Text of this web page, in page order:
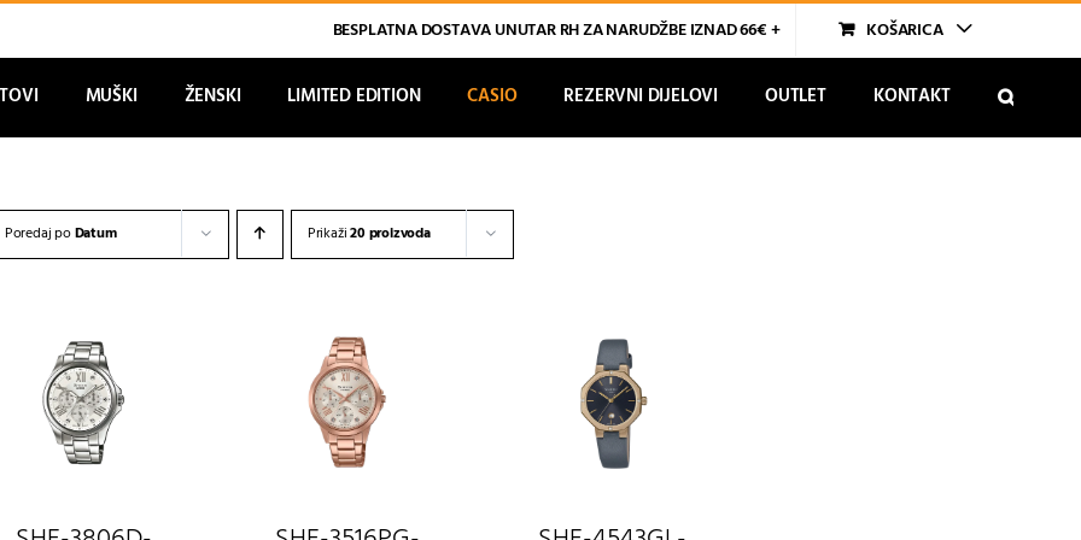
BESPLATNA DOSTAVA UNUTAR RH ZA NARUDŽBE IZNAD 66€ + KOŠARICA
MUŠKI ŽENSKI LIMITED EDITION CASIO REZERVNI DIJELOVI OUTLET KONTAKT
Poredaj poDatum Prikaži20 proizvoda